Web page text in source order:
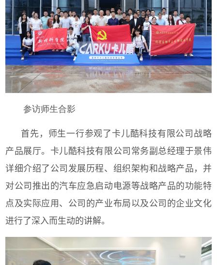
参访师生合影
首先，师生一行参观了卡儿酷科技有限公司战略
产品展厅。卡儿酷科技有限公司常务副总经理于景伟
详细介绍了公司发展历程、组织架构和战略产品，并
对公司推出的汽车应急启动电源等战略产品的功能特
点及实际应用、公司的产业布局以及公司的企业文化
进行了深入而生动的讲解。